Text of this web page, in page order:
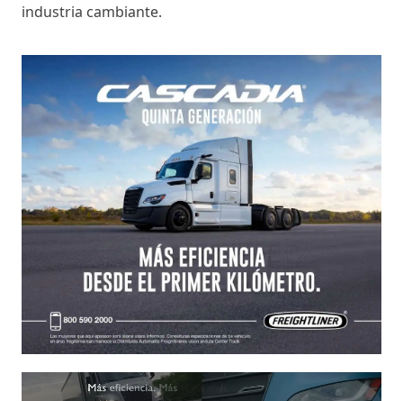
industria cambiante.